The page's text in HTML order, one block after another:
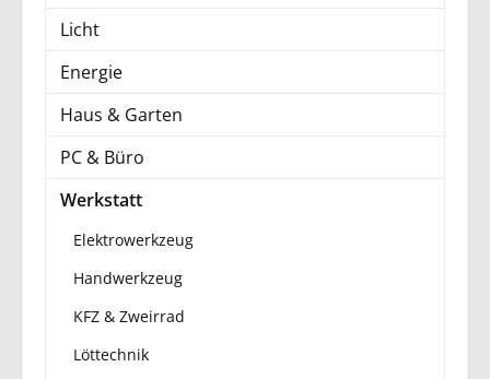
Licht
Energie
Haus & Garten
PC & Büro
Werkstatt
Elektrowerkzeug
Handwerkzeug
KFZ & Zweirrad
Löttechnik